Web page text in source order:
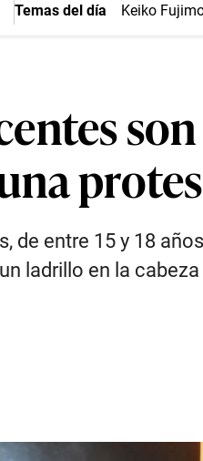
Temas del día Keiko
entre 15 y 18
ladrillo en la